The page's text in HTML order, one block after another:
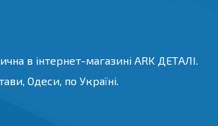
в інтернет-магазині ARK ДЕТАЛІ.
Одеси, по Україні.